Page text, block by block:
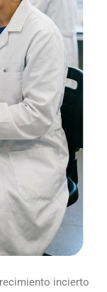
incierto